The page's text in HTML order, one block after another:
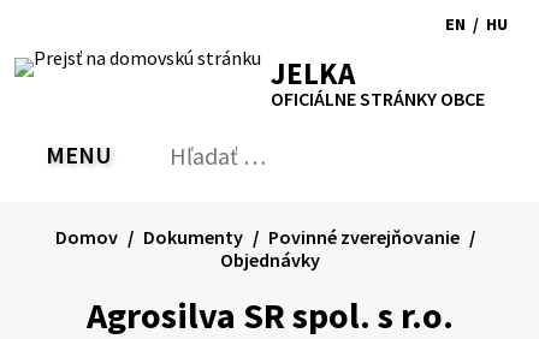
obsah
RSS MapaTlačiť
Zvýšiť
kontrast
písmapísma
EN
to
/ HU
JELKA
OFICIÁLNE STRÁNKY OBCE
PREPNÚŤ
MENU Hľadať:
Agrosilva SR spol. s r.o.
Domov Dokumenty
Povinné zverejňovanie
Objednávky